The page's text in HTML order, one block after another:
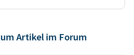
Artikel im Forum